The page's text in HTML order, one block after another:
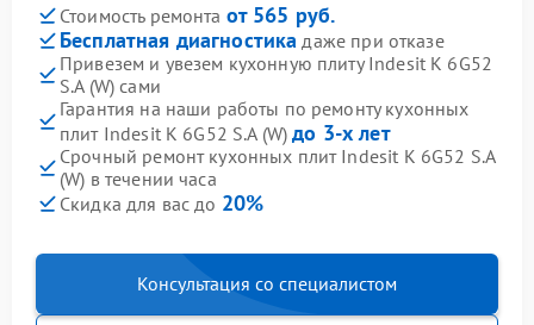
Стоимость ремонта от 565 руб.
Бесплатная диагностика даже при отказе
Привезем и увезем кухонную плиту Indesit K 6G52
S.A (W) сами
Гарантия на наши работы по ремонту кухонных
плит Indesit K 6G52 S.A (W)до 3-х лет
Срочный ремонт кухонных плит Indesit K 6G52 S.A
(W) в течении часа
Скидка для вас до 20%
Консультация со специалистом